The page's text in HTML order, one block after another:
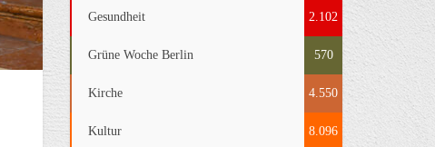
Gesundheit 2.102
Grüne Woche Berlin 570
Kirche 4.550
Kultur 8.096